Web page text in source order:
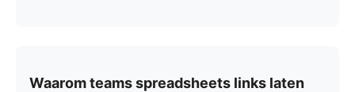
Waarom teams spreadsheets links laten